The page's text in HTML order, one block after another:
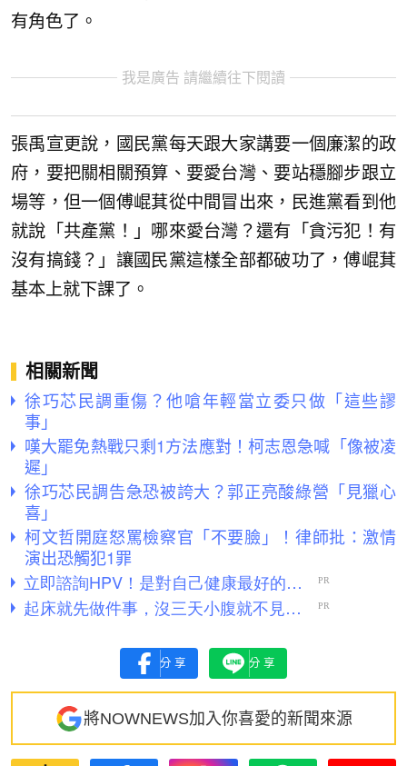
有角色了。
我是廣告 請繼續往下閱讀
張禹宣更說，國民黨每天跟大家講要一個廉潔的政
府，要把關相關預算、要愛台灣、要站穩腳步跟立
場等，但一個傅崐萁從中間冒出來，民進黨看到他
就說「共產黨！」哪來愛台灣？還有「貪污犯！有
沒有搞錢？」讓國民黨這樣全部都破功了，傅崐萁
基本上就下課了。
相關新聞
徐巧芯民調重傷？他嗆年輕當立委只做「這些謬
事」
嘆大罷免熱戰只剩1方法應對！柯志恩急喊「像被凌
遲」
徐巧芯民調告急恐被誇大？郭正亮酸綠營「見獵心
喜」
柯文哲開庭怒罵檢察官「不要臉」！律師批：激情
演出恐觸犯1罪
分享 分享
將NOWNEWS加入你喜愛的新聞來源